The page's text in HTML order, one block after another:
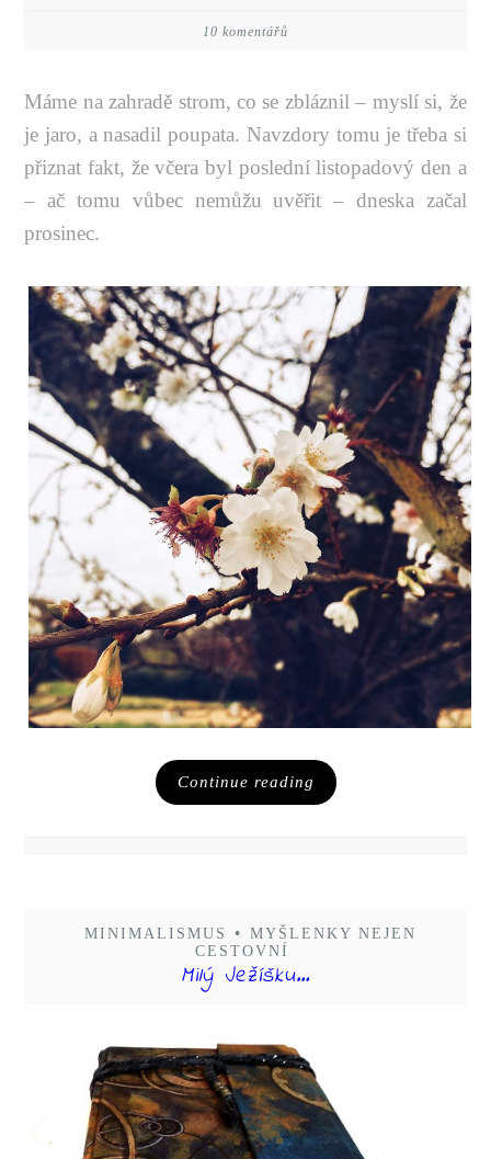
10 komentářů
Máme na zahradě strom, co se zbláznil – myslí si, že
je jaro, a nasadil poupata. Navzdory tomu je třeba si
přiznat fakt, že včera byl poslední listopadový den a
– ač tomu vůbec nemůžu uvěřit – dneska začal
prosinec.
Continue reading
MINIMALISMUS • MYŠLENKY NEJEN
CESTOVNÍ
Milý Ježíšku…